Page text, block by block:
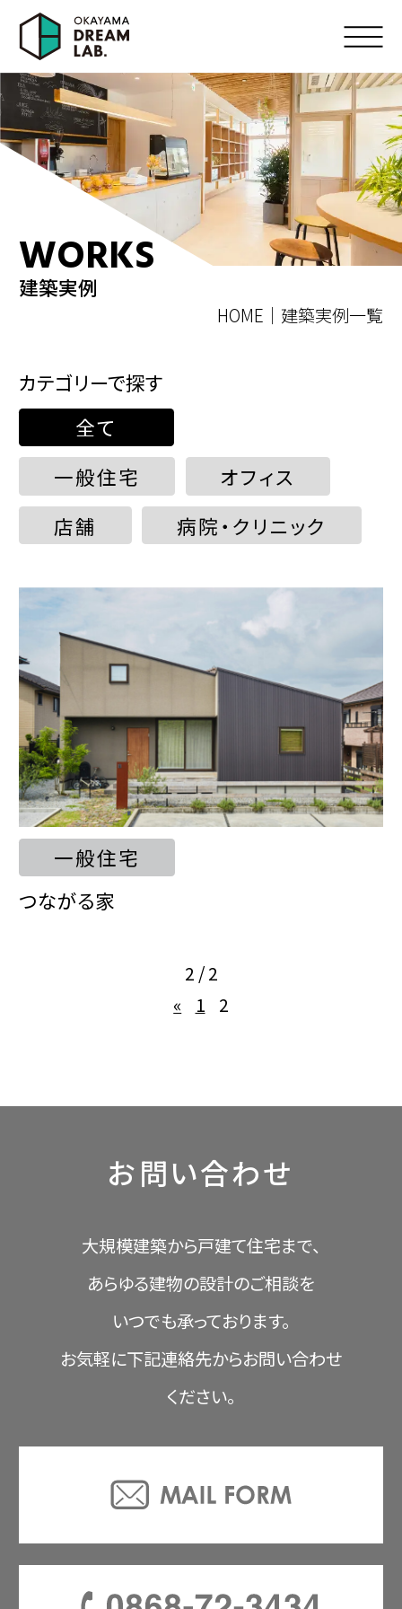
WORKS
建築実例
HOME 建築実例一覧
カテゴリーで探す
全て
一般住宅
オフィス
店舗
病院・クリニック
一般住宅
つながる家​
2 / 2
«
1 2
お問い合わせ
大規模建築から戸建て住宅まで、
あらゆる建物の設計のご相談を
いつでも承っております。
お気軽に下記連絡先からお問い合わせ
ください。